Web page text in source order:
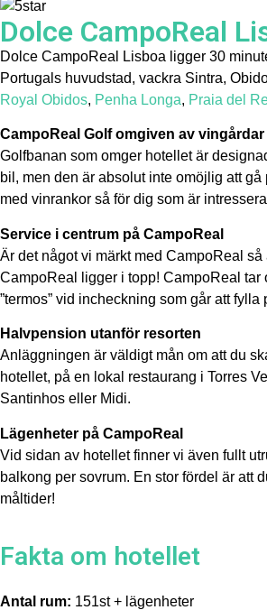
Dolce CampoReal
Dolce CampoReal Lisboa ligger 30
Portugals huvudstad, vackra Sintra,
Royal Obidos, Penha Longa, Praia del
CampoReal Golf omgiven av vingårdar
Golfbanan som omger hotellet är
bil, men den är absolut inte omöjlig att
med vinrankor så för dig som är
Service i centrum på CampoReal
Är det något vi märkt med CampoReal
CampoReal ligger i topp! CampoReal tar
”termos” vid incheckning som går att
Halvpension utanför resorten
Anläggningen är väldigt mån om att du
hotellet, på en lokal restaurang i Torres
Santinhos eller Midi.
Lägenheter på CampoReal
Vid sidan av hotellet finner vi även fullt
balkong per sovrum. En stor fördel är att
måltider!
Fakta om hotellet
Antal rum: 151st + lägenheter